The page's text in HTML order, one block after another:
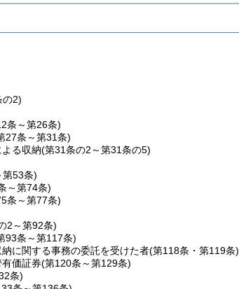
の2)
条～第26条)
27条～第31条)
る収納(第31条の2～第31条の5)
第53条)
～第74条)
条～第77条)
2～第92条)
93条～第117条)
に関する事務の委託を受けた者(第118条・第119条)
価証券(第120条～第129条)
条)